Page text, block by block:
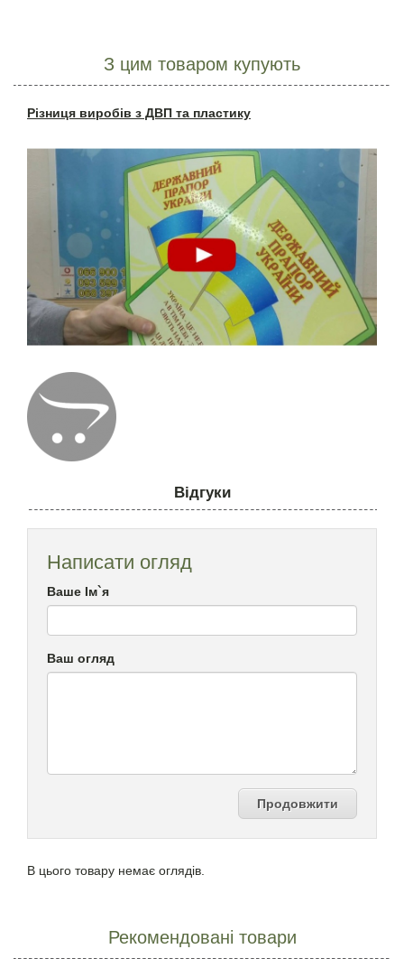
З цим товаром купують
Різниця виробів з ДВП та пластику
Відгуки
Написати огляд
Ваше Ім`я
Ваш огляд
Продовжити
В цього товару немає оглядів.
Рекомендовані товари